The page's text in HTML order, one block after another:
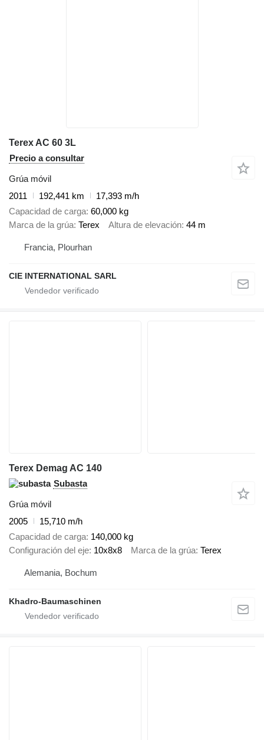
Terex AC 60 3L
Precio a consultar
Grúa móvil
2011
192,441 km
17,393 m/h
Capacidad de carga 60,000 kg
Marca de la grúa Terex Altura de elevación 44 m
Francia, Plourhan
CIE INTERNATIONAL SARL
Terex Demag AC 140
Subasta
Grúa móvil
2005
15,710 m/h
Capacidad de carga 140,000 kg
Configuración del eje 10x8x8 Marca de la grúa Terex
Alemania, Bochum
Khadro-Baumaschinen